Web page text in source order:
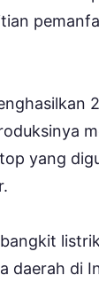
yang
daerah di